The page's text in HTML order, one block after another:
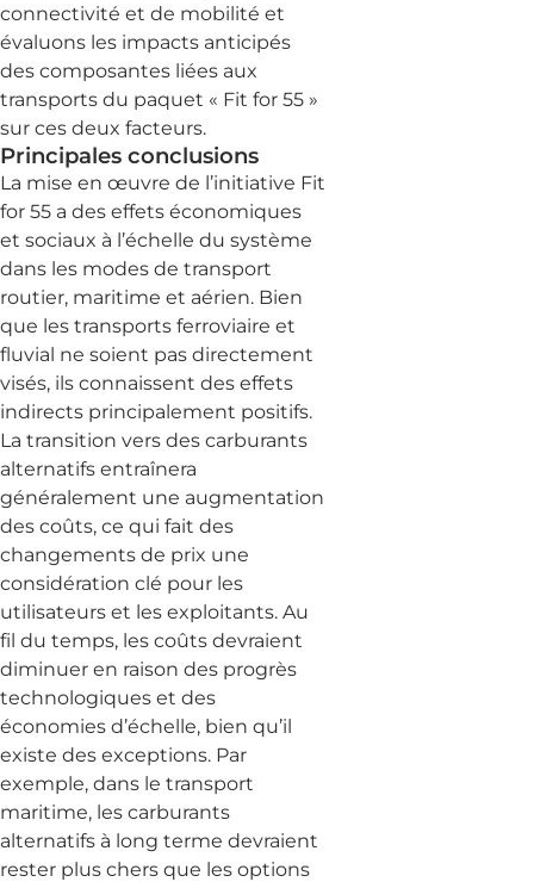
connectivité et de mobilité et
évaluons les impacts anticipés
des composantes liées aux
transports du paquet « Fit for 55 »
sur ces deux facteurs.
Principales conclusions
La mise en œuvre de l’initiative Fit
for 55 a des effets économiques
et sociaux à l’échelle du système
dans les modes de transport
routier, maritime et aérien. Bien
que les transports ferroviaire et
fluvial ne soient pas directement
visés, ils connaissent des effets
indirects principalement positifs.
La transition vers des carburants
alternatifs entraînera
généralement une augmentation
des coûts, ce qui fait des
changements de prix une
considération clé pour les
utilisateurs et les exploitants. Au
fil du temps, les coûts devraient
diminuer en raison des progrès
technologiques et des
économies d’échelle, bien qu’il
existe des exceptions. Par
exemple, dans le transport
maritime, les carburants
alternatifs à long terme devraient
rester plus chers que les options